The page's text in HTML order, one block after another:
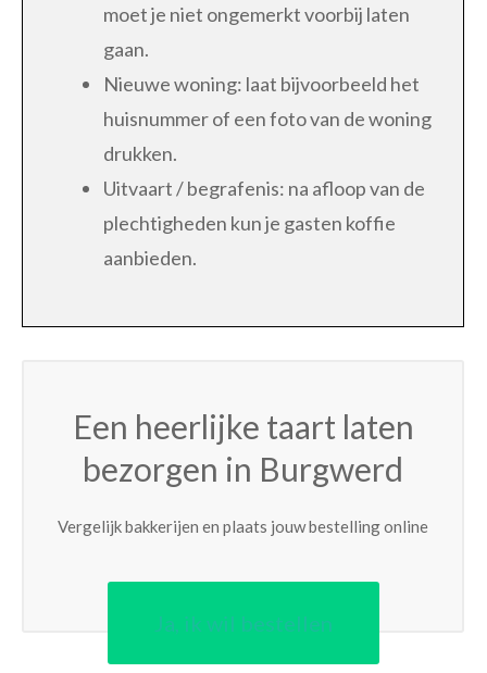
moet je niet ongemerkt voorbij laten
gaan.
Nieuwe woning: laat bijvoorbeeld het
huisnummer of een foto van de woning
drukken.
Uitvaart / begrafenis: na afloop van de
plechtigheden kun je gasten koffie
aanbieden.
Een heerlijke taart laten
bezorgen in Burgwerd
Vergelijk bakkerijen en plaats jouw bestelling online
Ja, ik wil bestellen